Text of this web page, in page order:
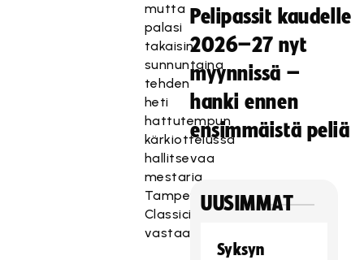
mutta
palasi
takaisin
sunnuntaina
tehden
heti
hattutempun
kärkiottelussa
hallitsevaa
mestaria
Tampereen
Classicia
vastaan.
Pelipassit kaudelle
2026–27 nyt
myynnissä –
hanki ennen
ensimmäistä peliä
UUSIMMAT
Syksyn